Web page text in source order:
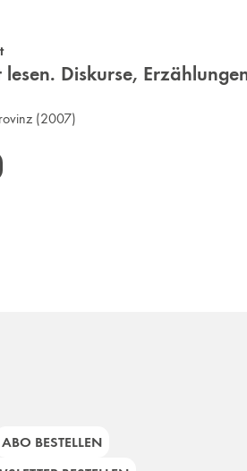
Diskurse,
(2007)
ABO BESTELLEN